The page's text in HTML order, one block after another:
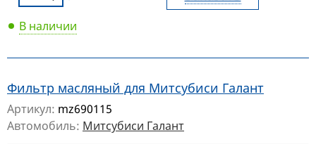
В наличии
Фильтр масляный для Митсубиси Галант
Артикул: mz690115
Автомобиль: Митсубиси Галант